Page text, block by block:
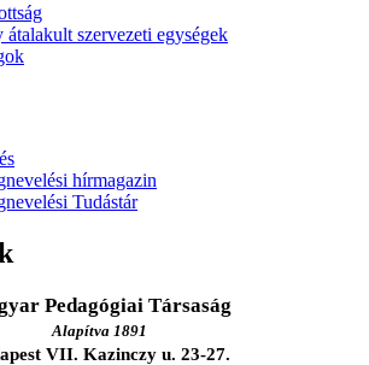
szervezeti egységek
hírmagazin
Tudástár
Pedagógiai Társaság
Alapítva 1891
VII. Kazinczy u. 23-27.